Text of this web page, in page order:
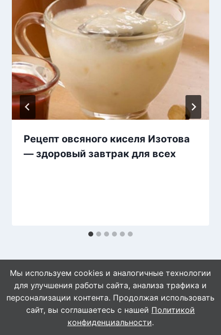
Рецепт овсяного киселя Изотова
— здоровый завтрак для всех
© 2026 Naget.Ru
Мы используем cookies и аналогичные технологии
для улучшения работы сайта, анализа трафика и
персонализации контента. Продолжая использовать
сайт, вы соглашаетесь с нашей Политикой
конфиденциальности.